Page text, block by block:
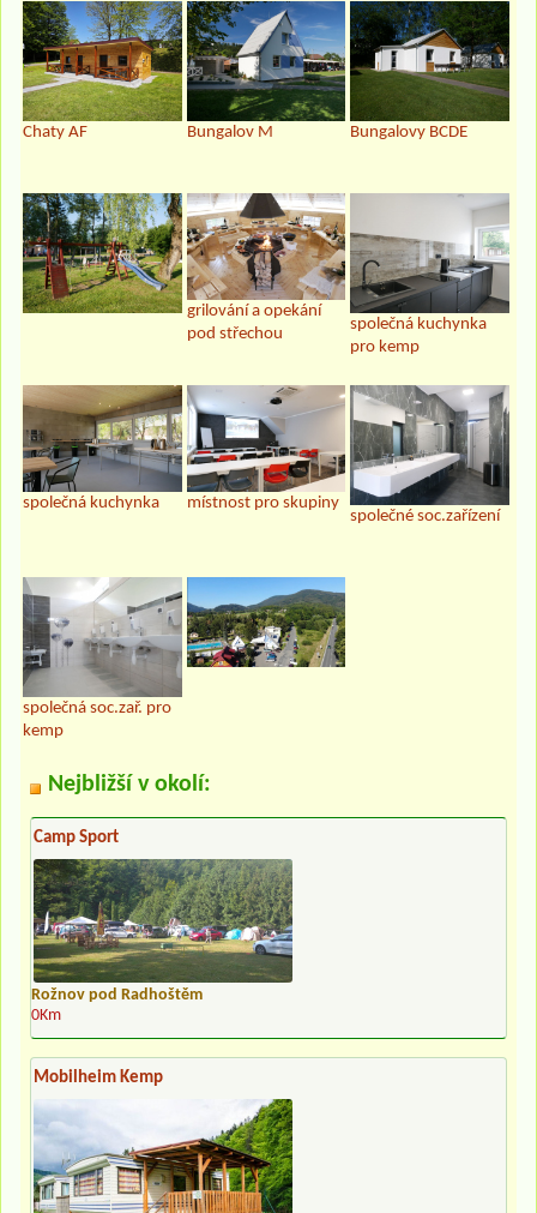
Chaty AF Bungalov M Bungalovy BCDE
grilování a opekání
pod střechou
společná kuchynka
pro kemp
společná kuchynka místnost pro skupiny
společné soc.zařízení
společná soc.zař. pro
kemp
Nejbližší v okolí:
Camp Sport
Rožnov pod Radhoštěm
0Km
Mobilheim Kemp